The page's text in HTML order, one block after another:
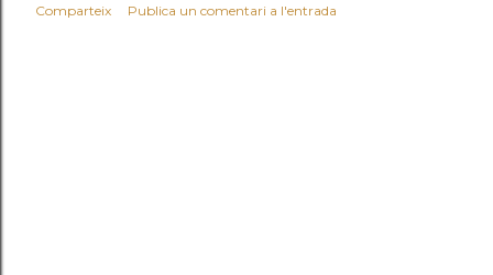
Comparteix Publica un comentari a l'entrada